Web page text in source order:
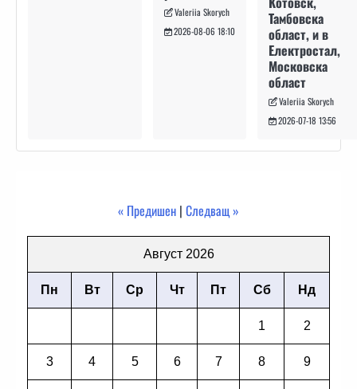
Valeriia Skorych
2026-08-06 18:10
Тамбовска
област, и в
Електростал,
Московска
област
Valeriia Skorych
2026-07-18 13:56
« Предишен | Следващ »
Август 2026
Пн Вт Ср Чт Пт Сб Нд
1 2
3 4 5 6 7 8 9